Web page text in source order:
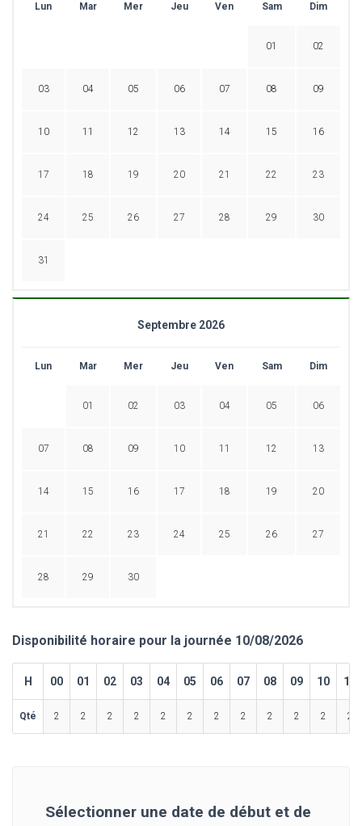
Lun Mar Mer Jeu Ven Sam Dim
01 02
03 04 05 06 07 08 09
10 11 12 13 14 15 16
17 18 19 20 21 22 23
24 25 26 27 28 29 30
31
Septembre 2026
Lun Mar Mer Jeu Ven Sam Dim
01 02 03 04 05 06
07 08 09 10 11 12 13
14 15 16 17 18 19 20
21 22 23 24 25 26 27
28 29 30
Disponibilité horaire pour la journée 10/08/2026
H 00 01 02 03 04 05 06 07 08 09 10 11
Qté 2 2 2 2 2 2 2 2 2 2 2 2
Sélectionner une date de début et de